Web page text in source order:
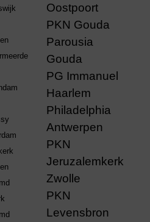
Oostpoort
PKN Gouda
Parousia
Gouda
PG Immanuel
Haarlem
Philadelphia
Antwerpen
PKN
Jeruzalemkerk
Zwolle
PKN
Levensbron